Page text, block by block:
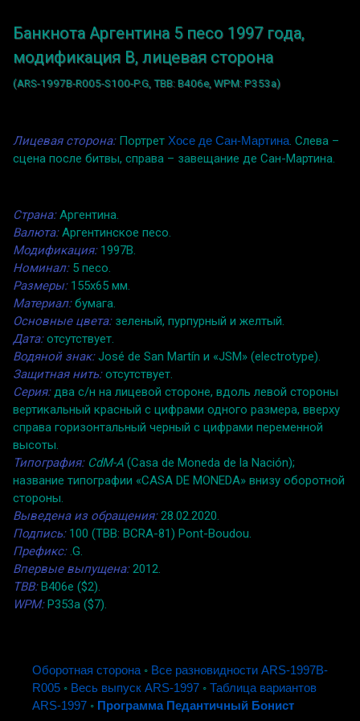
Банкнота Аргентина 5 песо 1997 года,
модификация B, лицевая сторона
(ARS-1997B-R005-S100-P.G, TBB: B406e, WPM: P353a)
Лицевая сторона:Портрет Хосе де Сан-Мартина. Слева –
сцена после битвы, справа – завещание де Сан-Мартина.
Страна:Аргентина.
Валюта:Аргентинское песо.
Модификация:1997B.
Номинал:5 песо.
Размеры:155x65 мм.
Материал:бумага.
Основные цвета:зеленый, пурпурный и желтый.
Дата:отсутствует.
Водяной знак:José de San Martín и «JSM» (electrotype).
Защитная нить:отсутствует.
Серия:два с/н на лицевой стороне, вдоль левой стороны
вертикальный красный с цифрами одного размера, вверху
справа горизонтальный черный с цифрами переменной
высоты.
Типография: CdM-A (Casa de Moneda de la Nación);
название типографии «CASA DE MONEDA» внизу оборотной
стороны.
Выведена из обращения:28.02.2020.
Подпись:100 (TBB: BCRA-81) Pont-Boudou.
Префикс:.G.
Впервые выпущена:2012.
TBB:B406e ($2).
WPM:P353a ($7).
Оборотная сторона◦ Все разновидности ARS-1997B-
R005 ◦ Весь выпуск ARS-1997 ◦ Таблица вариантов
ARS-1997 ◦ Программа Педантичный Бонист